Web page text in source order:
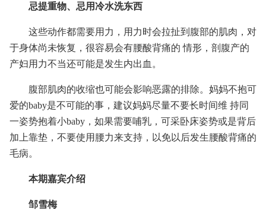
忌提重物、忌用冷水洗东西
这些动作都需要用力，用力时会拉扯到腹部的肌肉，对
于身体尚未恢复，很容易会有腰酸背痛的 情形，剖腹产的
产妇用力不当还可能是发生内出血。
腹部肌肉的收缩也可能会影响恶露的排除。妈妈不抱可
爱的baby是不可能的事，建议妈妈尽量不要长时间维 持同
一姿势抱着小baby，如果需要哺乳，可采卧床姿势或是背后
加上靠垫，不要使用腰力来支持，以免以后发生腰酸背痛的
毛病。
本期嘉宾介绍
邹雪梅